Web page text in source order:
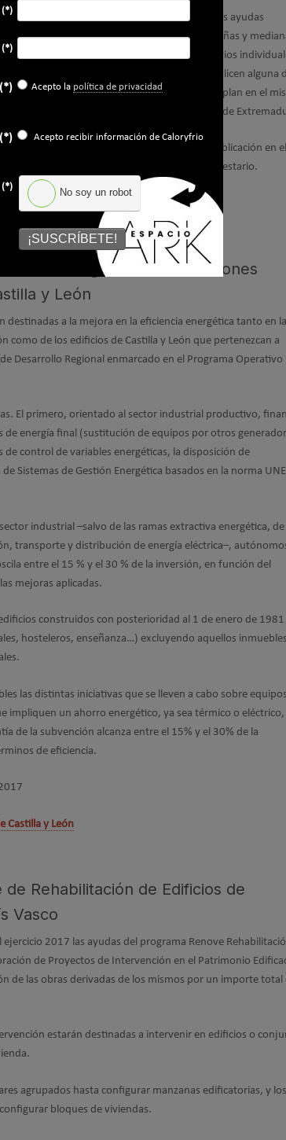
que podrán solicitar, y en su caso obtener, las ayudas
noviembre, todas las microempresas, pequeñas y
personalidad jurídica, así como los empresarios
proveedores de servicios energéticos, que realicen alguna
y que cumplan los requisitos que se contemplan en el
en el territorio de la Comunidad Autónoma de
a contar desde el día siguiente al de su publicación en el
el momento que se agote el crédito presupuestario.
y Minas de Extremadura
energética en instalaciones
y León
a la mejora en la eficiencia energética tanto en
como de los edificios de Castilla y León que pertenezcan a
Desarrollo Regional enmarcado en el Programa Operativo
El primero, orientado al sector industrial productivo,
de energía final (sustitución de equipos por otros
control de variables energéticas, la disposición de
Sistemas de Gestión Energética basados en la norma
industrial –salvo de las ramas extractiva energética, de
transporte y distribución de energía eléctrica–,
entre el 15 % y el 30 % de la inversión, en función del
mejoras aplicadas.
construidos con posterioridad al 1 de enero de 1981
hosteleros, enseñanza…) excluyendo aquellos inmuebles
las distintas iniciativas que se lleven a cabo sobre equipos
impliquen un ahorro energético, ya sea térmico o eléctrico,
de la subvención alcanza entre el 15% y el 30% de la
de eficiencia.
Castilla y León
Rehabilitación de Edificios de
Vasco
2017 las ayudas del programa Renove
de Proyectos de Intervención en el Patrimonio
de las obras derivadas de los mismos por un importe total
estarán destinadas a intervenir en edificios o
agrupados hasta configurar manzanas edificatorias, y los
bloques de viviendas.
(*)
(*)
(*) Acepto la política de privacidad
(*) Acepto recibir información de Caloryfrio
(*) No soy un robot
¡SUSCRÍBETE!